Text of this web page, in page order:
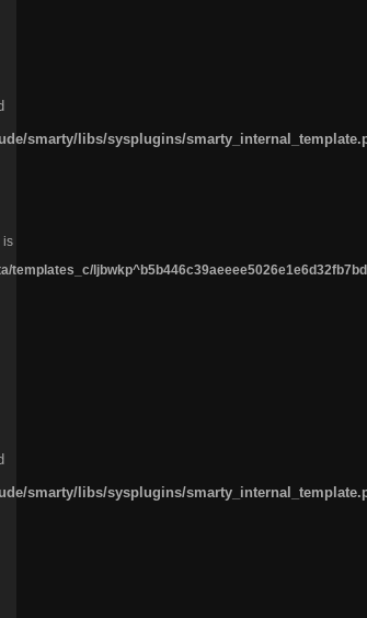
smarty/libs/sysplugins/
is
templates_c/
smarty/libs/sysplugins/